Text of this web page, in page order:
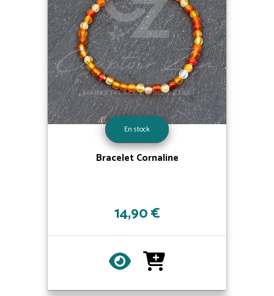
En stock
Bracelet Cornaline
14,90 €